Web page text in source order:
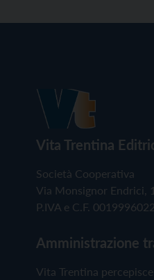
Vita Trentina
Società Cooperativa
Via Monsignor Endrici,
P.IVA e C.F.
Amministrazione
Vita Trentina